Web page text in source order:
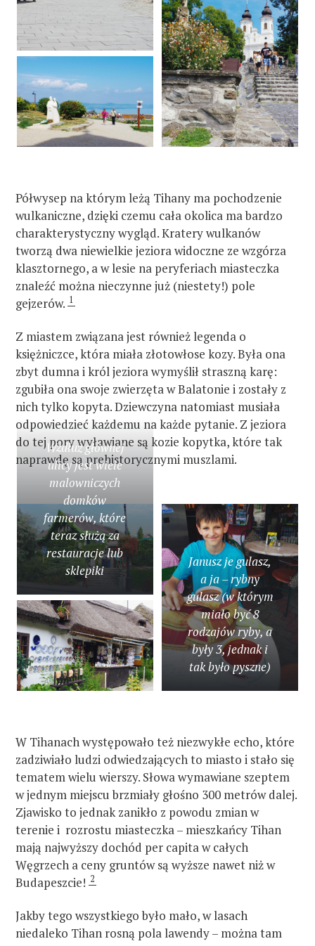
Półwysep na którym leżą Tihany ma pochodzenie
wulkaniczne, dzięki czemu cała okolica ma bardzo
charakterystyczny wygląd. Kratery wulkanów
tworzą dwa niewielkie jeziora widoczne ze wzgórza
klasztornego, a w lesie na peryferiach miasteczka
znaleźć można nieczynne już (niestety!) pole
gejzerów. 1
Z miastem związana jest również legenda o
księżniczce, która miała złotowłose kozy. Była ona
zbyt dumna i król jeziora wymyślił straszną karę:
zgubiła ona swoje zwierzęta w Balatonie i zostały z
nich tylko kopyta. Dziewczyna natomiast musiała
odpowiedzieć każdemu na każde pytanie. Z jeziora
do tej pory wyławiane są kozie kopytka, które tak
naprawdę są prehistorycznymi muszlami.
Wzdłuż głównej
ulicy jest wiele
malowniczych
domków
farmerów, które
teraz służą za
restauracje lub
sklepiki
Janusz je gulasz,
a ja – rybny
gulasz (w którym
miało być 8
rodzajów ryby, a
były 3, jednak i
tak było pyszne)
W Tihanach występowało też niezwykłe echo, które
zadziwiało ludzi odwiedzających to miasto i stało się
tematem wielu wierszy. Słowa wymawiane szeptem
w jednym miejscu brzmiały głośno 300 metrów dalej.
Zjawisko to jednak zanikło z powodu zmian w
terenie i rozrostu miasteczka – mieszkańcy Tihan
mają najwyższy dochód per capita w całych
Węgrzech a ceny gruntów są wyższe nawet niż w
Budapeszcie! 2
Jakby tego wszystkiego było mało, w lasach
niedaleko Tihan rosną pola lawendy – można tam